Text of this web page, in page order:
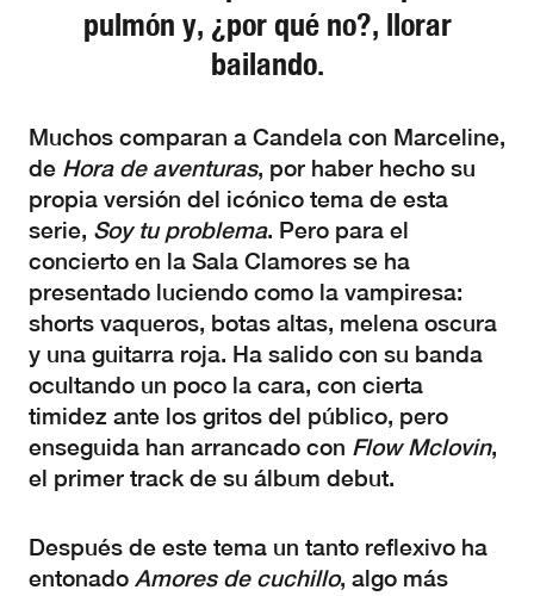
pulmón y, ¿por qué no?, llorar
bailando.
Muchos comparan a Candela con Marceline,
de Hora de aventuras, por haber hecho su
propia versión del icónico tema de esta
serie, Soy tu problema. Pero para el
concierto en la Sala Clamores se ha
presentado luciendo como la vampiresa:
shorts vaqueros, botas altas, melena oscura
y una guitarra roja. Ha salido con su banda
ocultando un poco la cara, con cierta
timidez ante los gritos del público, pero
enseguida han arrancado con Flow Mclovin,
el primer track de su álbum debut.
Después de este tema un tanto reflexivo ha
entonado Amores de cuchillo, algo más